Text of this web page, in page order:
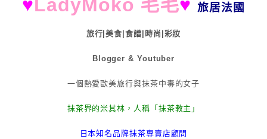
♥LadyMoko 毛毛♥ 旅居法國
旅行|美食|食譜|時尚|彩妝
Blogger & Youtuber
一個熱愛歐美旅行與抹茶中毒的女子
抹茶界的米其林，人稱「抹茶教主」
日本知名品牌抹茶專賣店顧問